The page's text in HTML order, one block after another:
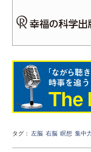
タグ： 左脳 右脳 瞑想 集中